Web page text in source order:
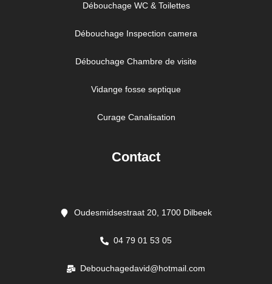
Débouchage WC & Toilettes
Débouchage Inspection camera
Débouchage Chambre de visite
Vidange fosse septique
Curage Canalisation
Contact
Oudesmidsestraat 20, 1700 Dilbeek
04 79 01 53 05
Debouchagedavid@hotmail.com